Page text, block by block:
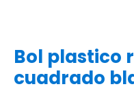
Bol plastico
cuadrado